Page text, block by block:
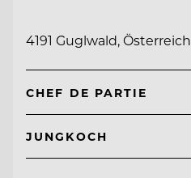
4191 Guglwald, Österreich
CHEF DE PARTIE
JUNGKOCH